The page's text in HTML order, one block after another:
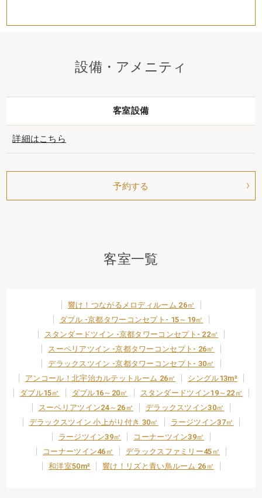
設備・アメニティ
客室設備
詳細はこちら
予約する
客室一覧
響け！つながるメロディルーム 26㎡
ダブル -京都タワーコンセプト- 15～19㎡
スタンダードツイン -京都タワーコンセプト- 22㎡
スーペリアツイン -京都タワーコンセプト- 26㎡
デラックスツイン -京都タワーコンセプト- 30㎡
アンコール！北宇治カルテットルーム 26㎡
シングル13m²
ダブル15㎡
ダブル16～20㎡
スタンダードツイン19～22㎡
スーペリアツイン24～26㎡
デラックスツイン30㎡
デラックスツイン 小上がり付き 30㎡
ラージツイン37㎡
ラージツイン39㎡
コーナーツイン39㎡
コーナーツイン46㎡
デラックスファミリー45㎡
和洋室50m²
響け！リズと青い鳥ルーム 26㎡